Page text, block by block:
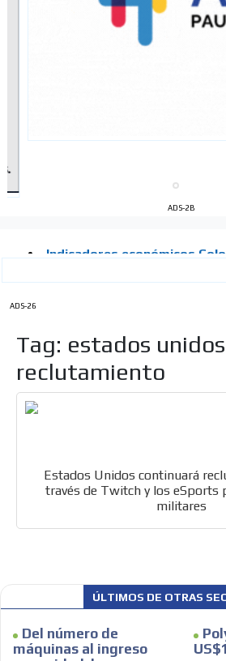
ADS-2B
ADS-26
Tag: estados unidos
reclutamiento
Estados Unidos continuará
través de Twitch y los eSports
militares
ÚLTIMOS DE OTRAS
Del número de
máquinas al ingreso